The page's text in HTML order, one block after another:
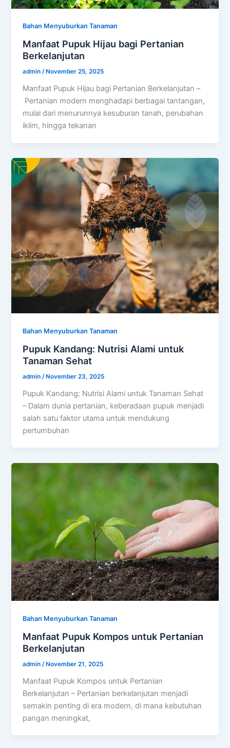
Bahan Menyuburkan Tanaman
Manfaat Pupuk Hijau bagi Pertanian
Berkelanjutan
admin/ November 25, 2025
Manfaat Pupuk Hijau bagi Pertanian Berkelanjutan –
Pertanian modern menghadapi berbagai tantangan,
mulai dari menurunnya kesuburan tanah, perubahan
iklim, hingga tekanan
Bahan Menyuburkan Tanaman
Pupuk Kandang: Nutrisi Alami untuk
Tanaman Sehat
admin /November 23, 2025
Pupuk Kandang: Nutrisi Alami untuk Tanaman Sehat
– Dalam dunia pertanian, keberadaan pupuk menjadi
salah satu faktor utama untuk mendukung
pertumbuhan
Bahan Menyuburkan Tanaman
Manfaat Pupuk Kompos untuk Pertanian
Berkelanjutan
admin /November 21, 2025
Manfaat Pupuk Kompos untuk Pertanian
Berkelanjutan – Pertanian berkelanjutan menjadi
semakin penting di era modern, di mana kebutuhan
pangan meningkat,